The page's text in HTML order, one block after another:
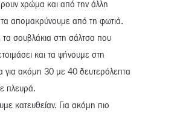
χρώμα και από την άλλη
απομακρύνουμε από τη φωτιά.
τα σουβλάκια στη σάλτσα που
και τα ψήνουμε στη
για ακόμη 30 με 40 δευτερόλεπτα
πλευρά.
κατευθείαν. Για ακόμη πιο